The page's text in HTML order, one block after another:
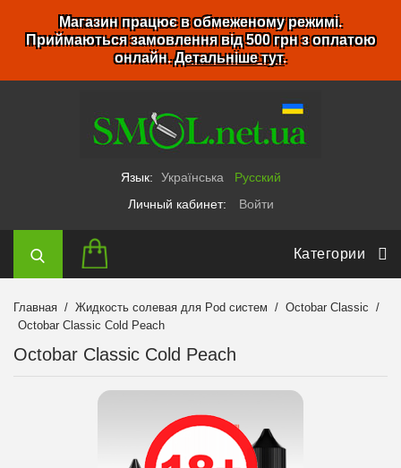
Магазин працює в обмеженому режимі.
Приймаються замовлення від 500 грн з оплатою
онлайн.Детальніше тут.
Язык: Українська
Русский
Личный кабинет:
Войти
Категории
Главная Жидкость солевая для Pod систем
Octobar Classic
Octobar Classic Cold Peach
Octobar Classic Cold Peach